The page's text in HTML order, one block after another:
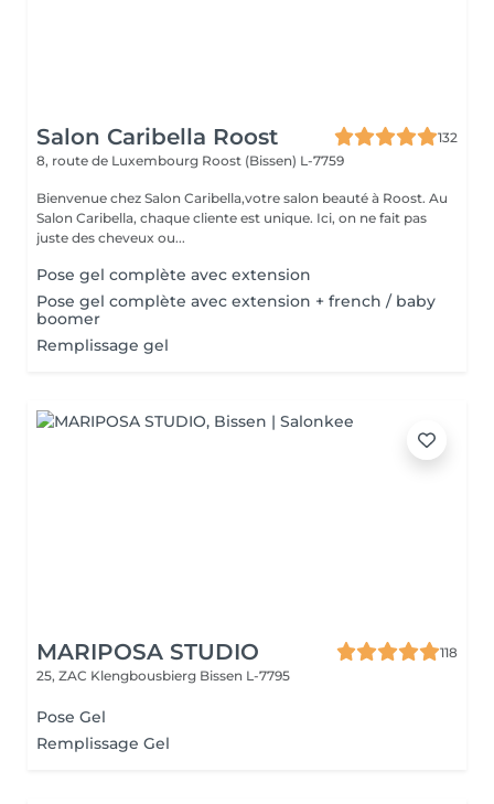
Salon Caribella Roost
132
8, route de Luxembourg Roost (Bissen) L-7759
Bienvenue chez Salon Caribella,votre salon beauté à Roost. Au
Salon Caribella, chaque cliente est unique. Ici, on ne fait pas
juste des cheveux ou...
Pose gel complète avec extension
Pose gel complète avec extension + french / baby
boomer
Remplissage gel
MARIPOSA STUDIO
118
25, ZAC Klengbousbierg Bissen L-7795
Pose Gel
Remplissage Gel